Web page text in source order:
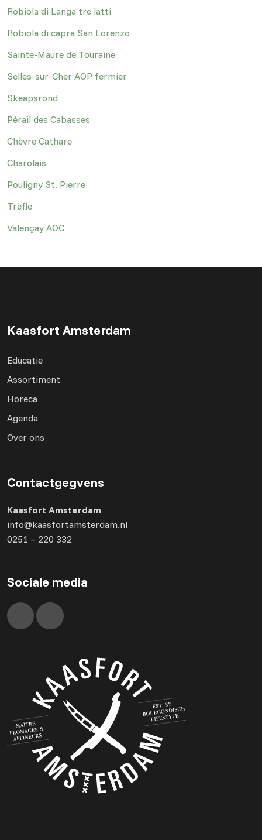
Robiola di Langa tre latti
Robiola di capra San Lorenzo
Sainte-Maure de Touraine
Selles-sur-Cher AOP fermier
Skeapsrond
Pérail des Cabasses
Chèvre Cathare
Charolais
Pouligny St. Pierre
Trèfle
Valençay AOC
Kaasfort Amsterdam
Educatie
Assortiment
Horeca
Agenda
Over ons
Contactgegvens
Kaasfort Amsterdam
info@kaasfortamsterdam.nl
0251 – 220 332
Sociale media